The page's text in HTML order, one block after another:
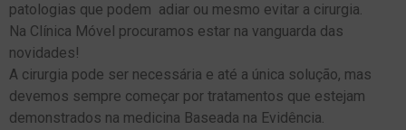
patologias que podem adiar ou mesmo evitar a cirurgia.
Na Clínica Móvel procuramos estar na vanguarda das
novidades!
A cirurgia pode ser necessária e até a única solução, mas
devemos sempre começar por tratamentos que estejam
demonstrados na medicina Baseada na Evidência.